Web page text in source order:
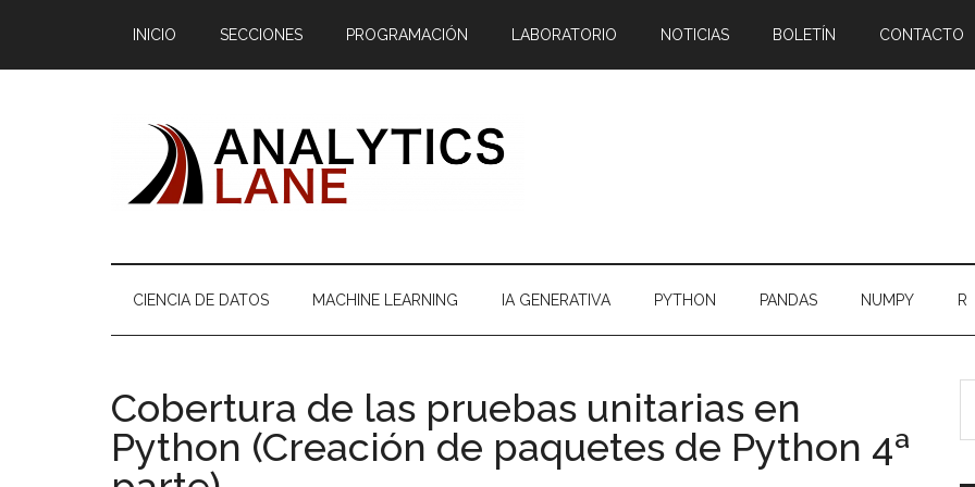
contenido
secondary
la
pie
INICIO SECCIONES PROGRAMACIÓN LABORATORIO NOTICIAS BOLETÍN CONTACTO
CIENCIA DE DATOS MACHINE LEARNING IA GENERATIVA PYTHON PANDAS NUMPY R
Cobertura de las pruebas unitarias en
Python (Creación de paquetes de Python 4ª